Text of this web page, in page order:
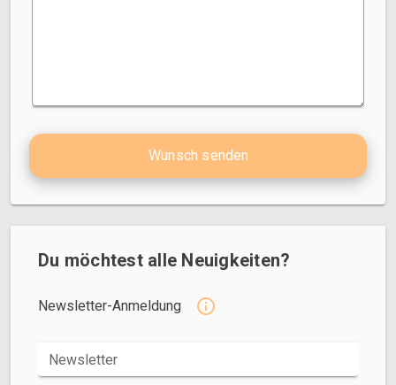
Wunsch senden
Du möchtest alle Neuigkeiten?
Newsletter-Anmeldung
Newsletter